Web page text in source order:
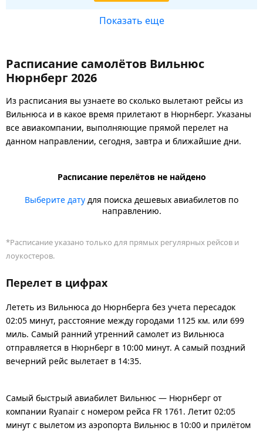
Показать еще
Расписание самолётов Вильнюс
Нюрнберг 2026
Из расписания вы узнаете во сколько вылетают рейсы из
Вильнюса и в какое время прилетают в Нюрнберг. Указаны
все авиакомпании, выполняющие прямой перелет на
данном направлении, сегодня, завтра и ближайшие дни.
Расписание перелётов не найдено
Выберите дату для поиска дешевых авиабилетов по
направлению.
*Расписание указано только для прямых регулярных рейсов и
лоукостеров.
Перелет в цифрах
Лететь из Вильнюса до Нюрнберга без учета пересадок
02:05 минут, расстояние между городами 1125 км. или 699
миль. Самый ранний утренний самолет из Вильнюса
отправляется в Нюрнберг в 10:00 минут. А самый поздний
вечерний рейс вылетает в 14:35.
Самый быстрый авиабилет Вильнюс — Нюрнберг от
компании Ryanair с номером рейса FR 1761. Летит 02:05
минут с вылетом из аэропорта Вильнюс в 10:00 и прилётом